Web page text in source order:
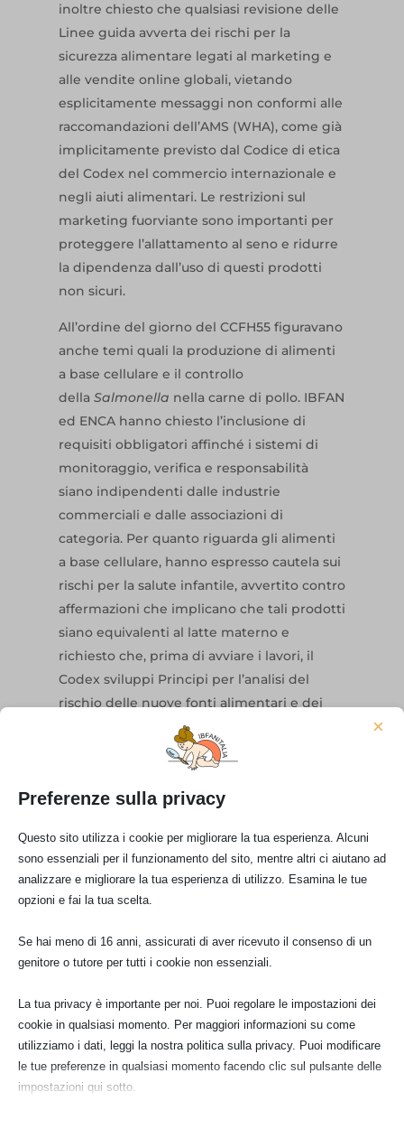
inoltre chiesto che qualsiasi revisione delle
Linee guida avverta dei rischi per la
sicurezza alimentare legati al marketing e
alle vendite online globali, vietando
esplicitamente messaggi non conformi alle
raccomandazioni dell’AMS (WHA), come già
implicitamente previsto dal Codice di etica
del Codex nel commercio internazionale e
negli aiuti alimentari. Le restrizioni sul
marketing fuorviante sono importanti per
proteggere l’allattamento al seno e ridurre
la dipendenza dall’uso di questi prodotti
non sicuri.
All’ordine del giorno del CCFH55 figuravano
anche temi quali la produzione di alimenti
a base cellulare e il controllo
della Salmonella nella carne di pollo. IBFAN
ed ENCA hanno chiesto l’inclusione di
requisiti obbligatori affinché i sistemi di
monitoraggio, verifica e responsabilità
siano indipendenti dalle industrie
commerciali e dalle associazioni di
categoria. Per quanto riguarda gli alimenti
a base cellulare, hanno espresso cautela sui
rischi per la salute infantile, avvertito contro
affermazioni che implicano che tali prodotti
siano equivalenti al latte materno e
richiesto che, prima di avviare i lavori, il
Codex sviluppi Principi per l’analisi del
rischio delle nuove fonti alimentari e dei
nuovi sistemi di produzione (NFPS),
prestando molta maggiore attenzione ai
conflitti di interesse legati a consulenze
scientifiche con interessi acquisiti nel
Puoi trovare ulteriori informazioni sul sito
web diIBFAN, nel nostroPolicy Bloge
nellePolicy Basics
QUIper donare a Baby Milk Action. Molti
grazie a tutti i nostri membri che
contribuiscono a salvaguardare la nostra
indipendenza. Non accettiamo
finanziamenti da aziende.CLICCA QUI per
consultare la politica di finanziamento di
IBFAN.
Preferenze sulla privacy
×
Questo sito utilizza i cookie per migliorare la tua esperienza. Alcuni
sono essenziali per il funzionamento del sito, mentre altri ci aiutano ad
analizzare e migliorare la tua esperienza di utilizzo. Esamina le tue
opzioni e fai la tua scelta.
Se hai meno di 16 anni, assicurati di aver ricevuto il consenso di un
genitore o tutore per tutti i cookie non essenziali.
La tua privacy è importante per noi. Puoi regolare le impostazioni dei
cookie in qualsiasi momento. Per maggiori informazioni su come
utilizziamo i dati, leggi la nostra politica sulla privacy. Puoi modificare
le tue preferenze in qualsiasi momento facendo clic sul pulsante delle
impostazioni qui sotto.